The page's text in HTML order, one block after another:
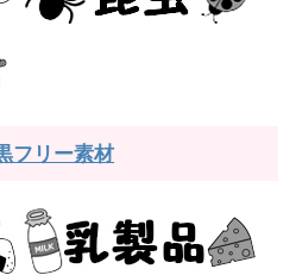
フリー素材